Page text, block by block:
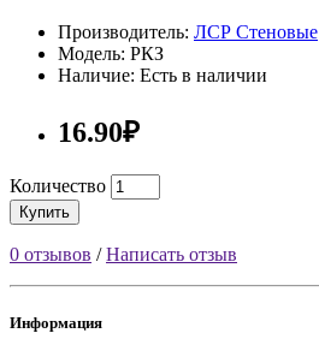
Производитель: ЛСР Стеновые
Модель: РКЗ
Наличие: Есть в наличии
16.90₽
Количество
Купить
0 отзывов /Написать отзыв
Информация